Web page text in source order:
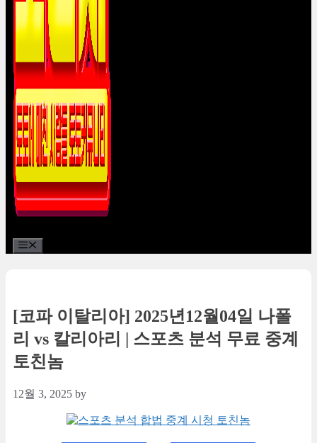
[코파 이탈리아] 2025년12월04일 나폴
리 vs 칼리아리 | 스포츠 분석 무료 중계
토친놈
12월 3, 2025 by